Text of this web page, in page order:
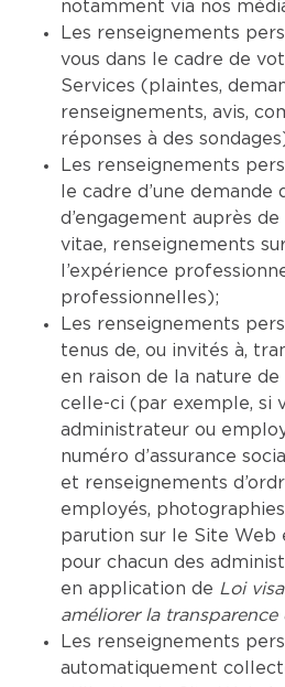
notamment via nos
Les renseignements
vous dans le cadre de
Services (plaintes,
renseignements, avis,
réponses à des
Les renseignements
le cadre d’une demande
d’engagement auprès
vitae, renseignements
l’expérience
professionnelles);
Les renseignements
tenus de, ou invités à,
en raison de la nature
celle-ci (par exemple, si
administrateur ou
numéro d’assurance
et renseignements
employés,
parution sur le Site Web
pour chacun des
en application de Loi
améliorer la transparence
Les renseignements
automatiquement